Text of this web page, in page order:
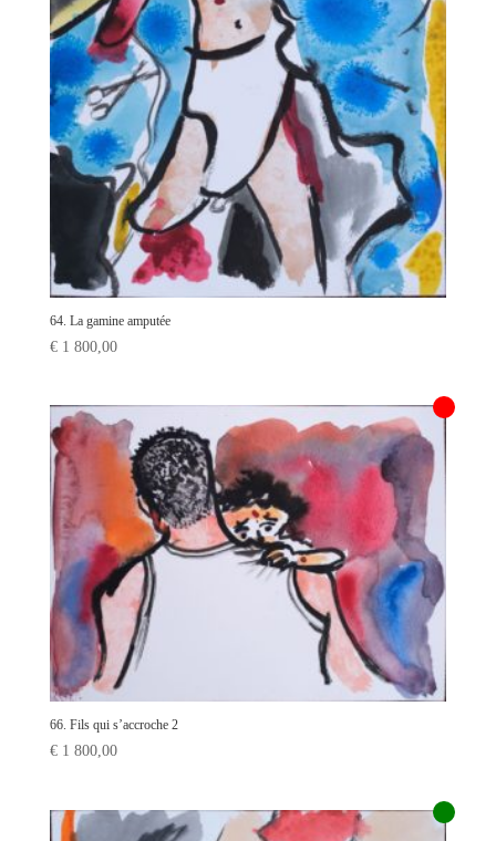
64. La gamine amputée
€1 800,00
66. Fils qui s’accroche 2
€1 800,00